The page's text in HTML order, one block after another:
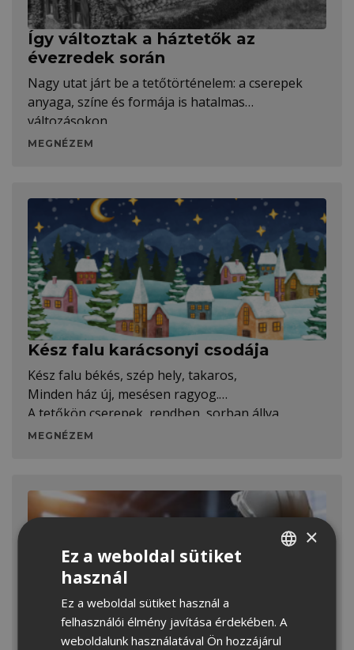
Így változtak a háztetők az
évezredek során
Nagy utat járt be a tetőtörténelem: a cserepek
anyaga, színe és formája is hatalmas
változásokon
MEGNÉZEM
Kész falu karácsonyi csodája
Kész falu békés, szép hely, takaros,
Minden ház új, mesésen ragyog.
A tetőkön cserepek, rendben, sorban állva,
Védelem és szépség kéz a kézben jár, ez mindenki
MEGNÉZEM
Az AI átírja a tetőfedés szabályait?
×
Ez a weboldal sütiket
használ
Ez a weboldal sütiket használ a
felhasználói élmény javítása érdekében. A
weboldalunk használatával Ön hozzájárul